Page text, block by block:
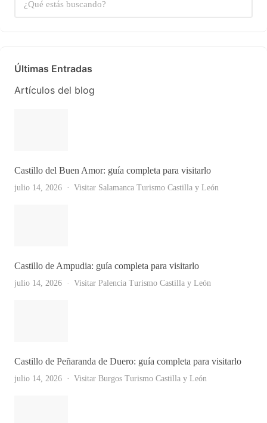
Últimas Entradas
Artículos del blog
Castillo del Buen Amor: guía completa para visitarlo
julio 14, 2026 Visitar Salamanca Turismo Castilla y León
Castillo de Ampudia: guía completa para visitarlo
julio 14, 2026 Visitar Palencia Turismo Castilla y León
Castillo de Peñaranda de Duero: guía completa para visitarlo
julio 14, 2026 Visitar Burgos Turismo Castilla y León